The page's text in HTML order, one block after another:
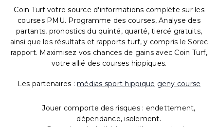
Coin Turf votre source d'informations complète sur les
courses PMU. Programme des courses, Analyse des
partants, pronostics du quinté, quarté, tiercé gratuits,
ainsi que les résultats et rapports turf, y compris le Sorec
rapport. Maximisez vos chances de gains avec Coin Turf,
votre allié des courses hippiques.
Les partenaires : médias sport hippique geny course
Jouer comporte des risques : endettement,
dépendance, isolement.